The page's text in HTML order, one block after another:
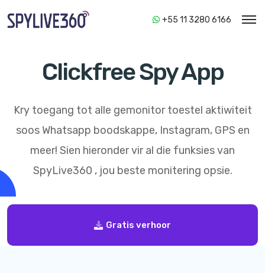
+55 11 3280 6166
Clickfree Spy App
Kry toegang tot alle gemonitor toestel aktiwiteit
soos Whatsapp boodskappe, Instagram, GPS en
meer! Sien hieronder vir al die funksies van
SpyLive360 , jou beste monitering opsie.
Gratis verhoor